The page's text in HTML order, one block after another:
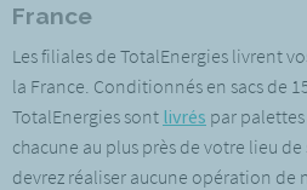
France
Les filiales de TotalEnergies livrent
la France. Conditionnés en sacs de
TotalEnergies sont livrés par
chacune au plus près de votre lieu
devrez réaliser aucune opération de